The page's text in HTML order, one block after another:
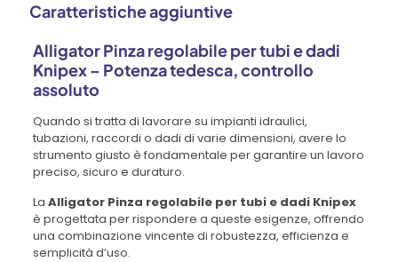
Caratteristiche aggiuntive
Alligator Pinza regolabile per tubi e dadi
Knipex – Potenza tedesca, controllo
assoluto
Quando si tratta di lavorare su impianti idraulici,
tubazioni, raccordi o dadi di varie dimensioni, avere lo
strumento giusto è fondamentale per garantire un lavoro
preciso, sicuro e duraturo.
La Alligator Pinza regolabile per tubi e dadi Knipex
è progettata per rispondere a queste esigenze, offrendo
una combinazione vincente di robustezza, efficienza e
semplicità d’uso.